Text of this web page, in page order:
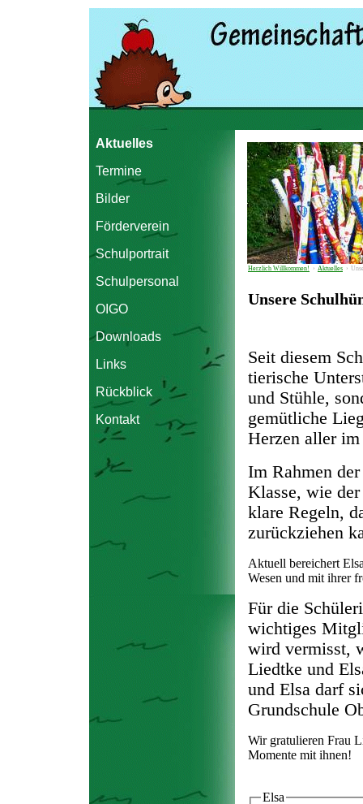
Aktuelles
Termine
Bilder
Förderverein
Schulportrait
Schulpersonal
OIGO
Downloads
Links
Rückblick
Kontakt
Herzlich Willkommen! › Aktuelles ›
Unsere
Seit diesem
tierische
und Stühle,
gemütliche
Herzen aller
Im Rahmen
Klasse, wie
klare Regeln,
zurückziehen
Aktuell bereichert
Wesen und mit ihrer
Für die
wichtiges
wird vermisst,
Liedtke und
und Elsa darf
Grundschule
Wir gratulieren Frau
Momente mit ihnen!
Elsa